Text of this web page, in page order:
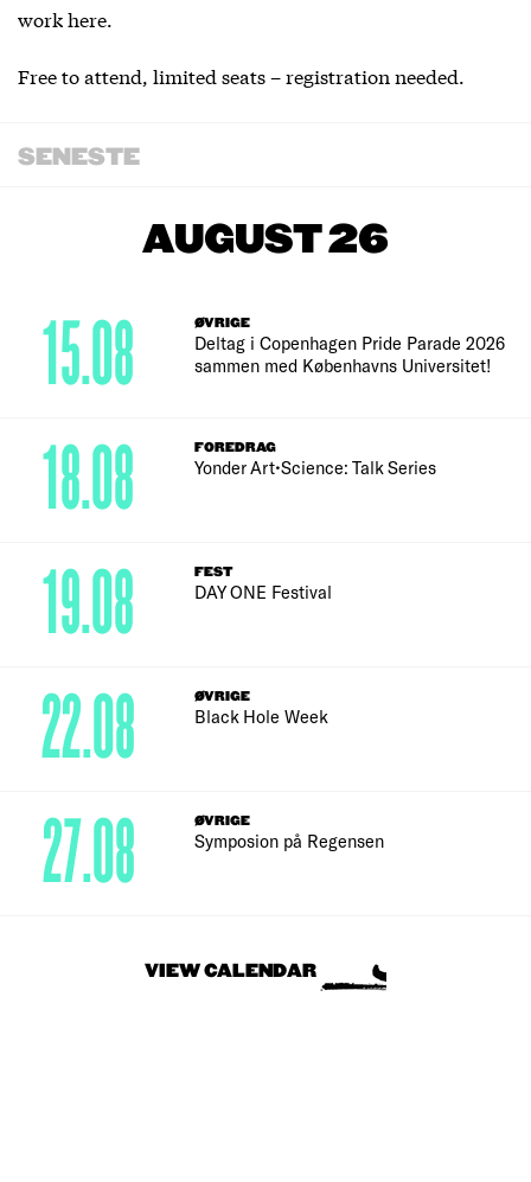
workhere.
Free to attend, limited seats – registration needed.
SENESTE
AUGUST 26
ØVRIGE
Deltag i Copenhagen Pride Parade 2026
sammen med Københavns Universitet!
15.08
FOREDRAG
Yonder Art•Science: Talk Series
18.08
FEST
DAY ONE Festival
19.08
ØVRIGE
Black Hole Week
22.08
ØVRIGE
Symposion på Regensen
27.08
VIEW CALENDAR